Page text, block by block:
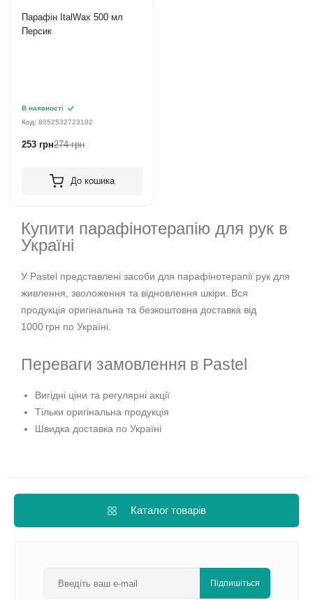
Парафін ItalWax 500 мл
Персик
В наявності
Код: 8052532723102
253 грн274 грн
До кошика
Купити парафінотерапію для рук в
Україні
У Pastel представлені засоби для парафінотерапії рук для
живлення, зволоження та відновлення шкіри. Вся
продукція оригінальна та безкоштовна доставка від
1000 грн по Україні.
Переваги замовлення в Pastel
Вигідні ціни та регулярні акції
Тільки оригінальна продукція
Швидка доставка по Україні
Каталог товарів
Підпишіться